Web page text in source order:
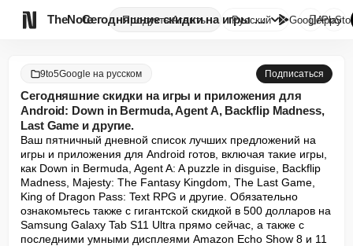
TheNote ПродуктыАгенты Сегодняшние скидки на игры и п...
Русский GooglePlay

9to5Google на русском Подписаться
Сегодняшние скидки на игры и приложения для
Android: Down in Bermuda, Agent A, Backflip Madness,
Last Game и другие.
Ваш пятничный дневной список лучших предложений на
игры и приложения для Android готов, включая такие игры,
как Down in Bermuda, Agent A: A puzzle in disguise, Backflip
Madness, Majesty: The Fantasy Kingdom, The Last Game,
King of Dragon Pass: Text RPG и другие. Обязательно
ознакомьтесь также с гигантской скидкой в 500 долларов на
Samsung Galaxy Tab S11 Ultra прямо сейчас, а также с
последними умными дисплеями Amazon Echo Show 8 и 11